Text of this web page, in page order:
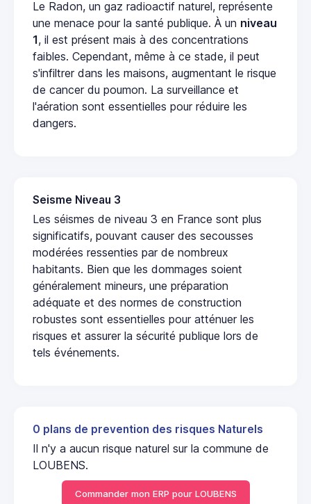
Le Radon, un gaz radioactif naturel, représente
une menace pour la santé publique. À un niveau
1, il est présent mais à des concentrations
faibles. Cependant, même à ce stade, il peut
s'infiltrer dans les maisons, augmentant le risque
de cancer du poumon. La surveillance et
l'aération sont essentielles pour réduire les
dangers.
Seisme Niveau 3
Les séismes de niveau 3 en France sont plus
significatifs, pouvant causer des secousses
modérées ressenties par de nombreux
habitants. Bien que les dommages soient
généralement mineurs, une préparation
adéquate et des normes de construction
robustes sont essentielles pour atténuer les
risques et assurer la sécurité publique lors de
tels événements.
0 plans de prevention des risques Naturels
Il n'y a aucun risque naturel sur la commune de
LOUBENS.
Commander mon ERP pour LOUBENS